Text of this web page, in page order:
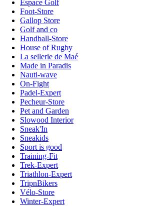
Espace Golf
Foot-Store
Gallop Store
Golf and co
Handball-Store
House of Rugby
La sellerie de Maé
Made in Paradis
Nauti-wave
On-Fight
Padel-Expert
Pecheur-Store
Pet and Garden
Slowood Interior
Sneak'In
Sneakids
Sport is good
Training-Fit
Trek-Expert
Triathlon-Expert
TripnBikers
Vélo-Store
Winter-Expert